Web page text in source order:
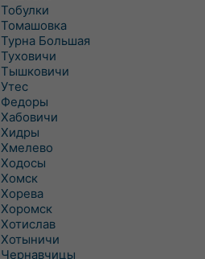
Тобулки
Томашовка
Турна Большая
Туховичи
Тышковичи
Утес
Федоры
Хабовичи
Хидры
Хмелево
Ходосы
Хомск
Хорева
Хоромск
Хотислав
Хотыничи
Чернавчицы